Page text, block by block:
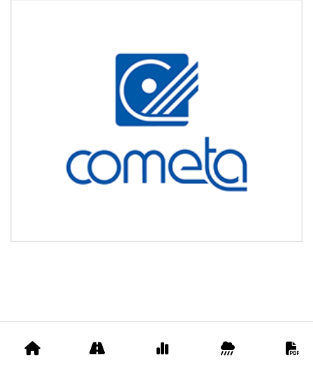
Pluviométrie